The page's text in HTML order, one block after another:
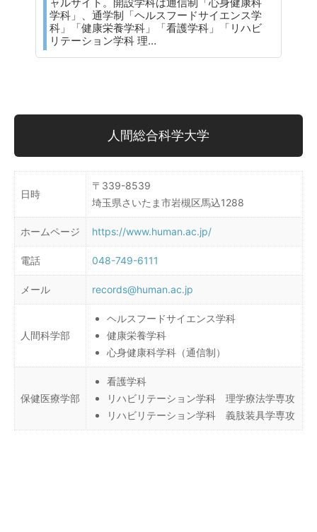
学科」、通学制「ヘルスフードサイエンス学
科」「健康栄養学科」「看護学科」「リハビ
リテーション学科 理…
人間総合科学大学
日時
〒339-8539
埼玉県さいたま市岩槻区馬込1288
ホームページ https://www.human.ac.jp/
電話 048-749-6111
メール records@human.ac.jp
人間科学部
ヘルスフードサイエンス学科
健康栄養学科
心身健康科学科（通信制）
保健医療学部
看護学科
リハビリテーション学科 理学療法学専攻
リハビリテーション学科 義肢装具学専攻